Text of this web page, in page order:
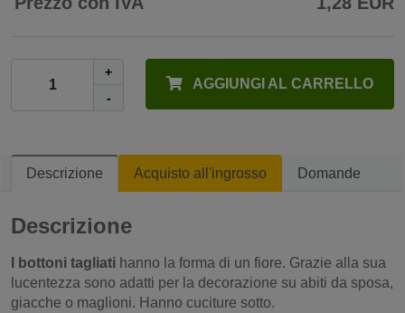
+
-
AGGIUNGI AL CARRELLO
Descrizione Acquisto all'ingrosso Domande
Descrizione
I bottoni tagliati hanno la forma di un fiore. Grazie alla sua
lucentezza sono adatti per la decorazione su abiti da sposa,
giacche o maglioni. Hanno cuciture sotto.